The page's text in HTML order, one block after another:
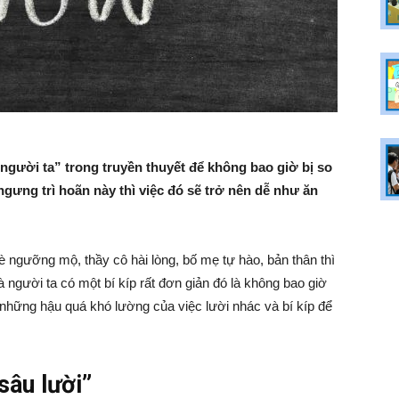
ta” trong truyền thuyết để không bao giờ bị so
trì hoãn này thì việc đó sẽ trở nên dễ như ăn
mộ, thầy cô hài lòng, bố mẹ tự hào, bản thân thì
người ta có một bí kíp rất đơn giản đó là không bao giờ
hậu quá khó lường của việc lười nhác và bí kíp để
lười”